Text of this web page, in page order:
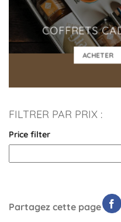
COFFRETS
ACHETER
FILTRER PAR PRIX :
Price filter
Partagez cette page